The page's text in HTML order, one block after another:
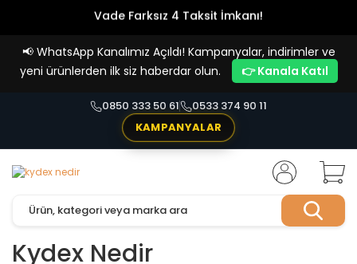
Vade Farksız 4 Taksit İmkanı!
📢 WhatsApp Kanalımız Açıldı! Kampanyalar, indirimler ve
yeni ürünlerden ilk siz haberdar olun.
👉 Kanala Katıl
0850 333 50 61
0533 374 90 11
KAMPANYALAR
Kydex Nedir